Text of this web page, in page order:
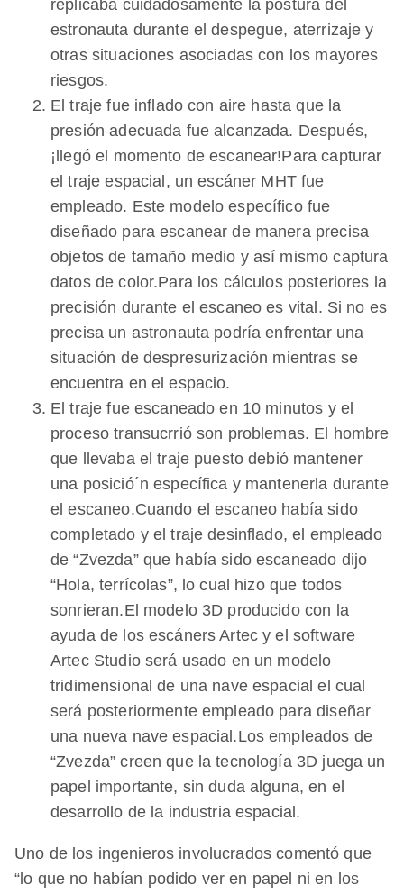
replicaba cuidadosamente la postura del
estronauta durante el despegue, aterrizaje y
otras situaciones asociadas con los mayores
riesgos.
El traje fue inflado con aire hasta que la
presión adecuada fue alcanzada. Después,
¡llegó el momento de escanear!Para capturar
el traje espacial, un escáner MHT fue
empleado. Este modelo específico fue
diseñado para escanear de manera precisa
objetos de tamaño medio y así mismo captura
datos de color.Para los cálculos posteriores la
precisión durante el escaneo es vital. Si no es
precisa un astronauta podría enfrentar una
situación de despresurización mientras se
encuentra en el espacio.
El traje fue escaneado en 10 minutos y el
proceso transucrrió son problemas. El hombre
que llevaba el traje puesto debió mantener
una posició´n específica y mantenerla durante
el escaneo.Cuando el escaneo había sido
completado y el traje desinflado, el empleado
de “Zvezda” que había sido escaneado dijo
“Hola, terrícolas”, lo cual hizo que todos
sonrieran.El modelo 3D producido con la
ayuda de los escáners Artec y el software
Artec Studio será usado en un modelo
tridimensional de una nave espacial el cual
será posteriormente empleado para diseñar
una nueva nave espacial.Los empleados de
“Zvezda” creen que la tecnología 3D juega un
papel importante, sin duda alguna, en el
desarrollo de la industria espacial.
Uno de los ingenieros involucrados comentó que
“lo que no habían podido ver en papel ni en los